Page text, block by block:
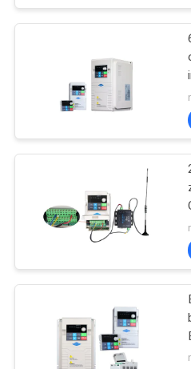
FABRIEKSREIS
CONTACTEER
ONS
VRAAG
EEN
AAN
SITEMAP
VFD-